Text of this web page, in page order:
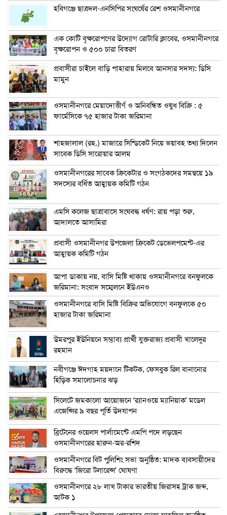
হবিগঞ্জে ছাত্রদল-এনসিপির সংঘর্ষের রেশ ওসমানীনগরে
এক কোটি বৃক্ষরোপণের উদ্যোগ রোটারি ক্লাবের, ওসমানীনগরে
বৃক্ষরোপন ও ৫০০ চারা বিতরণ
প্রবাসীরা চাইলে বাড়ি পাহারায় মিলবে আনসার সদস্য: ডিসি
মামুন
ওসমানীনগরে মেয়াদোত্তীর্ণ ও অনিবন্ধিত ওষুধ বিক্রি : ৫
ফার্মেসিকে ৭৫ হাজার টাকা জরিমানা
শাহজালাল (রহ.) মাজারে সিন্ডিকেট নিয়ে ভয়াবহ তথ্য দিলেন
সাবেক ডিসি সারোয়ার আলম
ওসমানীনগরের সাবেক ক্রিকেটার ও সংগঠকদের সমন্বয়ে ১৯
সদস্যের বর্ধিত আহ্বায়ক কমিটি গঠন
এম‌সি কলেজ ছাত্রাবাসে সংঘবদ্ধ ধর্ষণ: রায় পড়া শুরু,
আদালতে আসামিরা
প্রবাসী ওসমানীনগর উপজেলা ক্রিকেট ডেভেলপমেন্ট-এর
আহ্বায়ক কমিটি গঠন
আপা ডাকায় নয়, বাসি মিষ্টি থাকায় ওসমানীনগরে বনফুলকে
জরিমানা: সংবাদ সম্মেলনে ইউএনও
ওসমানীনগরে বাসি মিষ্টি বিক্রির অভিযোগে বনফুলকে ৫০
হাজার টাকা জরিমানা
উমরপুর ইউনিয়নে সম্ভাব্য প্রার্থী যুক্তরাজ্য প্রবাসী খালেদুর
রহমান
নবীগঞ্জে ঈদগাহ ময়দানে টিকটক, ফেসবুক রিল বানানোর
হিড়িক সমালোচনার ঝড়
সিলেটে জমকালো আয়োজনে ‘র‍্যানওয়ে ম্যানিয়াক’ মডেল
এজেন্সির ৯ বছর পূর্তি উদযাপন
ব্রিটেনের ওয়েলস পার্লামেন্টে এমপি পদে লড়ছেন
ওসমানীনগরের হারুন-অর-রশিদ
ওসমানীনগরে বিট পুলিশিং সভা অনুষ্ঠিত: মাদক ব্যবসায়ীদের
বিরুদ্ধে ‘জিরো টলারেন্স’ ঘোষণা
ওসমানীনগরে ২৮ লাখ টাকার ভারতীয় জিরাসহ ট্রাক জব্দ,
আটক ১